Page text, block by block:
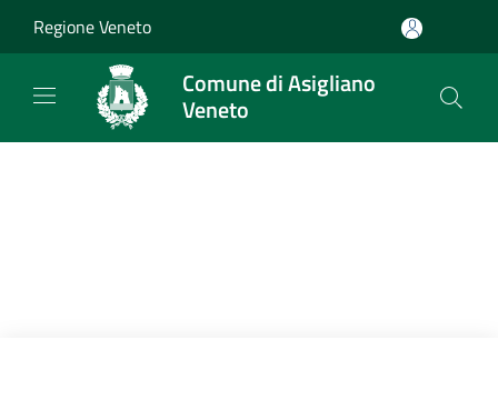
Regione Veneto
Comune di Asigliano
Veneto